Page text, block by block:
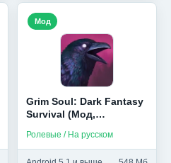
Grim Soul: Dark Fantasy
Survival (Мод,
Ролевые / На русском
Мод